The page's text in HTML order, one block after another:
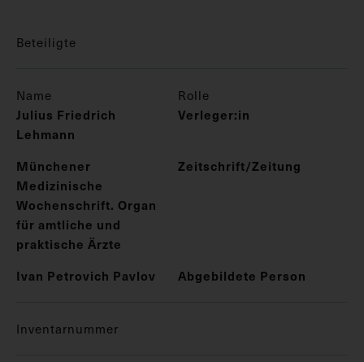
Beteiligte
Name Rolle
Julius Friedrich
Lehmann
Verleger:in
Münchener
Medizinische
Wochenschrift. Organ
für amtliche und
praktische Ärzte
Zeitschrift/Zeitung
Ivan Petrovich Pavlov Abgebildete Person
Inventarnummer